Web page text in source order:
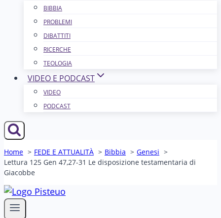
BIBBIA
PROBLEMI
DIBATTITI
RICERCHE
TEOLOGIA
VIDEO E PODCAST
VIDEO
PODCAST
Home FEDE E ATTUALITÀ Bibbia
Genesi
Lettura 125 Gen 47,27-31 Le disposizione testamentaria di
Giacobbe